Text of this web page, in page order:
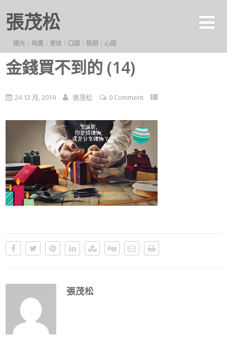
張茂松
陽光｜飛鷹｜使徒｜口甜｜臉甜｜心甜
金錢買不到的 (14)
24 12 月, 2019 張茂松 0 Comment
張茂松